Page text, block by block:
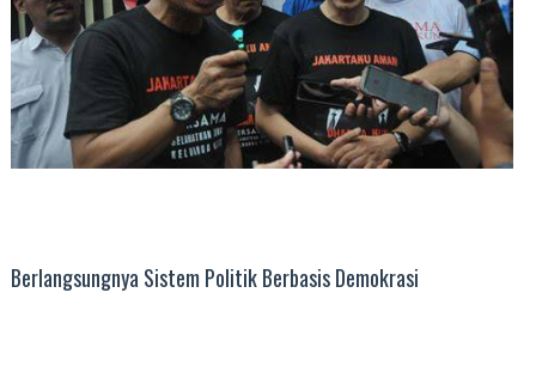
Berlangsungnya Sistem Politik Berbasis Demokrasi